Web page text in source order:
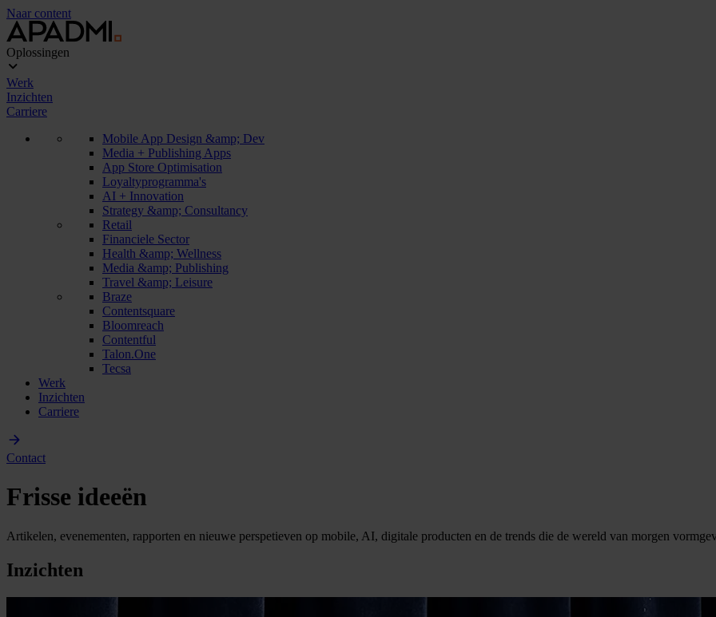
Naar content
Oplossingen
Werk
Inzichten
Carriere
Mobile App Design &amp; Dev
Media + Publishing Apps
App Store Optimisation
Loyaltyprogramma's
AI + Innovation
Strategy &amp; Consultancy
Retail
Financiele Sector
Health &amp; Wellness
Media &amp; Publishing
Travel &amp; Leisure
Braze
Contentsquare
Bloomreach
Contentful
Talon.One
Tecsa
Werk
Inzichten
Carriere
Contact
Frisse ideeën
Artikelen, evenementen, rapporten en nieuwe perspetieven op mobile, AI, digitale producten en de trends die de wereld van morgen
Inzichten